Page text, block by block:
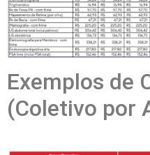
Exemplos de
(Coletivo por